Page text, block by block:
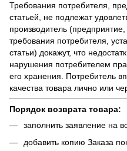
Требования потребителя,
статьей, не подлежат
производитель
требования потребителя,
статьи) докажут, что
нарушения потребителем
его хранения. Потребитель
качества товара лично или
Порядок возврата товара:
заполнить заявление на
добавить копию Заказа